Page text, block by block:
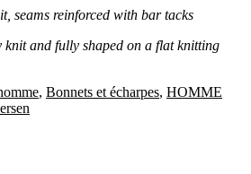
seams reinforced with bar tacks
knit and fully shaped on a flat knitting
, Bonnets et écharpes, HOMME